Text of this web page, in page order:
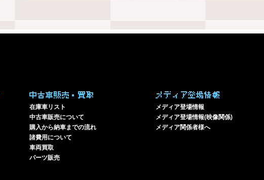
中古車販売・買取
在庫車リスト
中古車販売について
購入から納車までの流れ
諸費用について
車両買取
パーツ販売
メディア登場情報
メディア登場情報
メディア登場情報(映像関係)
メディア関係者様へ